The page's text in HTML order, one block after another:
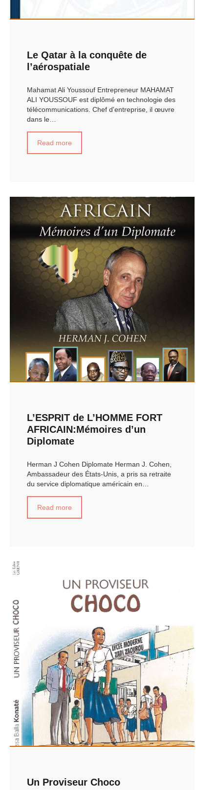
Le Qatar à la conquête de
l’aérospatiale
Mahamat Ali Youssouf Entrepreneur MAHAMAT
ALI YOUSSOUF est diplômé en technologie des
télécommunications. Chef d'entreprise, il œuvre
dans le…
Read more
L’ESPRIT de L’HOMME FORT
AFRICAIN:Mémoires d’un
Diplomate
Herman J Cohen Diplomate Herman J. Cohen,
Ambassadeur des États-Unis, a pris sa retraite
du service diplomatique américain en…
Read more
Un Proviseur Choco